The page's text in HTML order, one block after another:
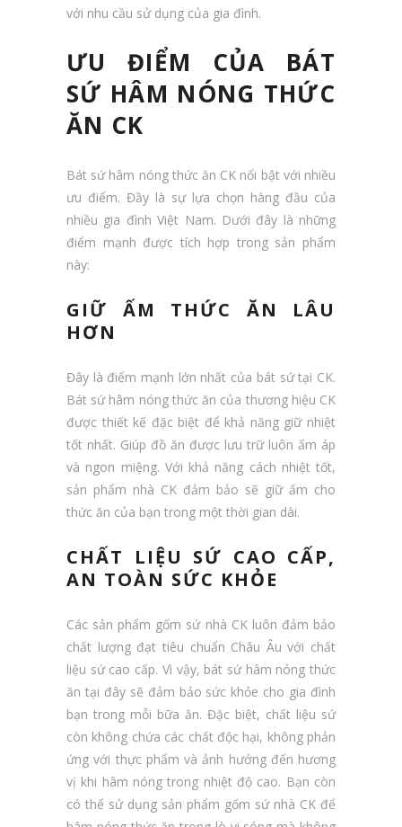
với nhu cầu sử dụng của gia đình.
ƯU ĐIỂM CỦA BÁT
SỨ HÂM NÓNG THỨC
ĂN CK
Bát sứ hâm nóng thức ăn CK nổi bật với nhiều
ưu điểm. Đầy là sự lựa chọn hàng đầu của
nhiều gia đình Việt Nam. Dưới đây là những
điểm mạnh được tích hợp trong sản phẩm
này:
GIỮ ẤM THỨC ĂN LÂU
HƠN
Đây là điểm mạnh lớn nhất của bát sứ tại CK.
Bát sứ hâm nóng thức ăn của thương hiệu CK
được thiết kế đặc biệt để khả năng giữ nhiệt
tốt nhất. Giúp đồ ăn được lưu trữ luôn ấm áp
và ngon miệng. Với khả năng cách nhiệt tốt,
sản phẩm nhà CK đảm bảo sẽ giữ ấm cho
thức ăn của bạn trong một thời gian dài.
CHẤT LIỆU SỨ CAO CẤP,
AN TOÀN SỨC KHỎE
Các sản phẩm gốm sứ nhà CK luôn đảm bảo
chất lượng đạt tiêu chuẩn Châu Âu với chất
liệu sứ cao cấp. Vì vậy, bát sứ hâm nóng thức
ăn tại đây sẽ đảm bảo sức khỏe cho gia đình
bạn trong mỗi bữa ăn. Đặc biệt, chất liệu sứ
còn không chứa các chất độc hại, không phản
ứng với thực phẩm và ảnh hưởng đến hương
vị khi hâm nóng trong nhiệt độ cao. Bạn còn
có thể sử dụng sản phẩm gốm sứ nhà CK để